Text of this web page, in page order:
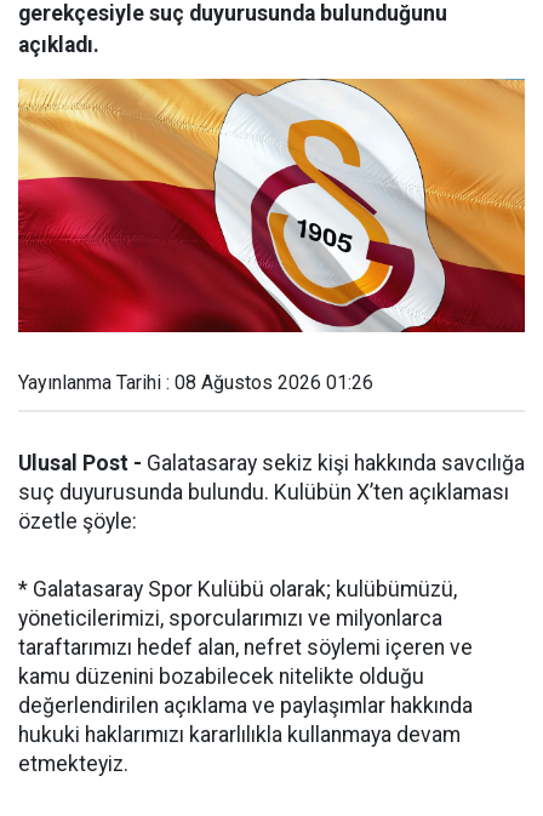
gerekçesiyle suç duyurusunda bulunduğunu
açıkladı.
Yayınlanma Tarihi : 08 Ağustos 2026 01:26
Ulusal Post - Galatasaray sekiz kişi hakkında savcılığa
suç duyurusunda bulundu. Kulübün X’ten açıklaması
özetle şöyle:
* Galatasaray Spor Kulübü olarak; kulübümüzü,
yöneticilerimizi, sporcularımızı ve milyonlarca
taraftarımızı hedef alan, nefret söylemi içeren ve
kamu düzenini bozabilecek nitelikte olduğu
değerlendirilen açıklama ve paylaşımlar hakkında
hukuki haklarımızı kararlılıkla kullanmaya devam
etmekteyiz.